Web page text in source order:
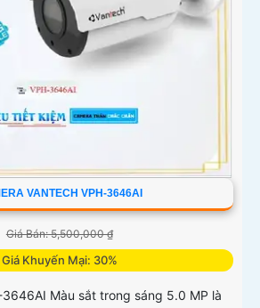
VANTECH VPH-3646AI
Giá Bán: 5,500,000 ₫
Giá Khuyến Mại: 30%
3646AI Màu sắt trong sáng 5.0 MP là